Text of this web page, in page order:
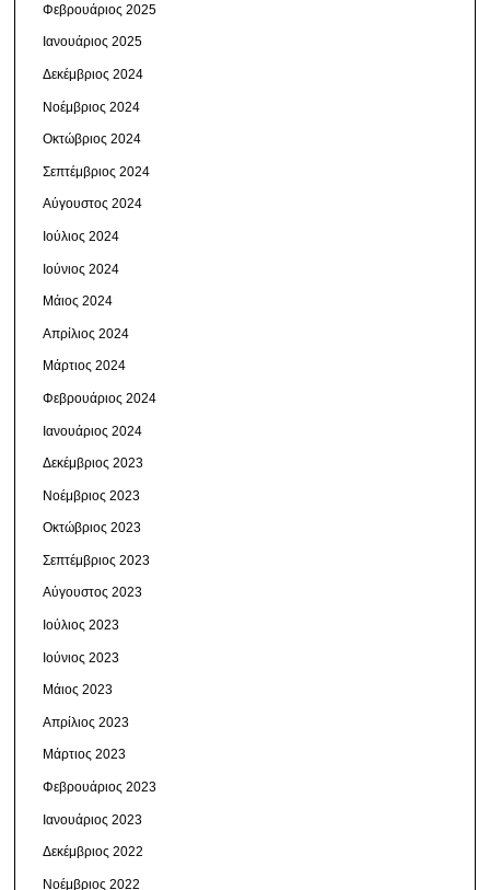
Φεβρουάριος 2025
Ιανουάριος 2025
Δεκέμβριος 2024
Νοέμβριος 2024
Οκτώβριος 2024
Σεπτέμβριος 2024
Αύγουστος 2024
Ιούλιος 2024
Ιούνιος 2024
Μάιος 2024
Απρίλιος 2024
Μάρτιος 2024
Φεβρουάριος 2024
Ιανουάριος 2024
Δεκέμβριος 2023
Νοέμβριος 2023
Οκτώβριος 2023
Σεπτέμβριος 2023
Αύγουστος 2023
Ιούλιος 2023
Ιούνιος 2023
Μάιος 2023
Απρίλιος 2023
Μάρτιος 2023
Φεβρουάριος 2023
Ιανουάριος 2023
Δεκέμβριος 2022
Νοέμβριος 2022